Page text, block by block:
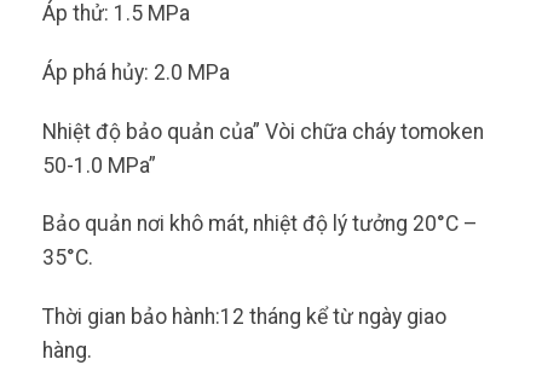
Áp thử: 1.5 MPa
Áp phá hủy: 2.0 MPa
Nhiệt độ bảo quản của” Vòi chữa cháy tomoken
50-1.0 MPa”
Bảo quản nơi khô mát, nhiệt độ lý tưởng 20°C –
35°C.
Thời gian bảo hành:12 tháng kể từ ngày giao
hàng.